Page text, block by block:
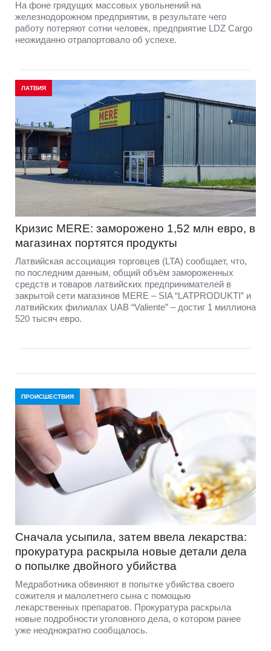
На фоне грядущих массовых увольнений на
железнодорожном предприятии, в результате чего
работу потеряют сотни человек, предприятие LDZ Cargо
неожиданно отрапортовало об успехе.
ЛАТВИЯ
Кризис MERE: заморожено 1,52 млн евро, в
магазинах портятся продукты
Латвийская ассоциация торговцев (LTA) сообщает, что,
по последним данным, общий объём замороженных
средств и товаров латвийских предпринимателей в
закрытой сети магазинов MERE – SIA “LATPRODUKTI” и
латвийских филиалах UAB “Valiente” – достиг 1 миллиона
520 тысяч евро.
ПРОИСШЕСТВИЯ
Сначала усыпила, затем ввела лекарства:
прокуратура раскрыла новые детали дела
о попылке двойного убийства
Медработника обвиняют в попытке убийства своего
сожителя и малолетнего сына с помощью
лекарственных препаратов. Прокуратура раскрыла
новые подробности уголовного дела, о котором ранее
уже неоднократно сообщалось.